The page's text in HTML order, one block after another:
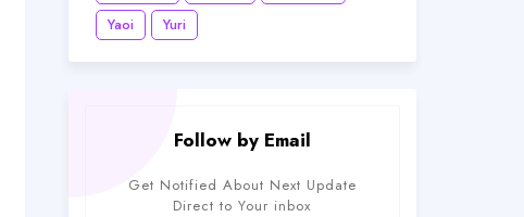
Yaoi
Yuri
Follow by Email
Get Notified About Next Update
Direct to Your inbox